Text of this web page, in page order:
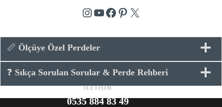
Instagram
YouTube
Facebook
Pinterest
X
📏 Ölçüye Özel Perdeler
❓ Sıkça Sorulan Sorular & Perde Rehberi
İLETİŞİM
0535 884 83 49